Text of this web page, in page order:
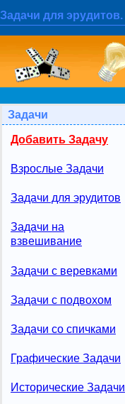
Задачи для эрудитов.
Задачи
Добавить Задачу
Взрослые Задачи
Задачи для эрудитов
Задачи на
взвешивание
Задачи с веревками
Задачи с подвохом
Задачи со спичками
Графические Задачи
Исторические Задачи